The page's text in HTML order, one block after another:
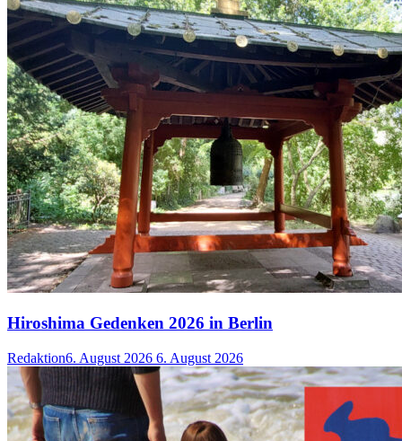
Hiroshima Gedenken 2026 in Berlin
Redaktion6. August 2026 6. August 2026